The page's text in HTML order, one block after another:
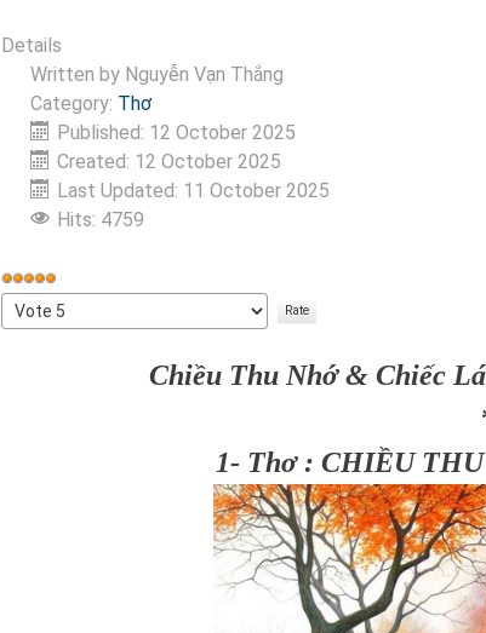
Details
Written by Nguyễn Vạn Thắng
Category: Thơ
Published: 12 October 2025
Created: 12 October 2025
Last Updated: 11 October 2025
Hits: 4759
User
Rating:
Please
Rate
Chiều Thu Nhớ & Chiếc
1- Thơ : CHIỀU